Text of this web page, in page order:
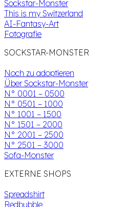
Sockstar-Monster
This is my Switzerland
AI-Fantasy-Art
Fotografie
SOCKSTAR-MONSTER
Noch zu adoptieren
Über Sockstar-Monster
N° 0001 – 0500
N° 0501 – 1000
N° 1001 – 1500
N° 1501 – 2000
N° 2001 – 2500
N° 2501 – 3000
Sofa-Monster
EXTERNE SHOPS
Spreadshirt
Redbubble